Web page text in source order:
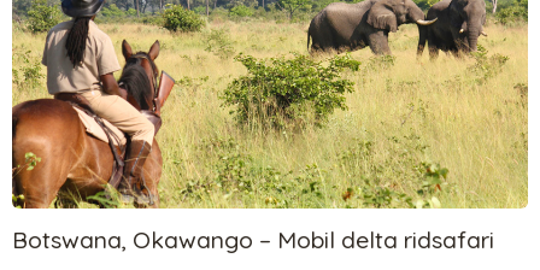
Botswana, Okawango – Mobil delta ridsafari